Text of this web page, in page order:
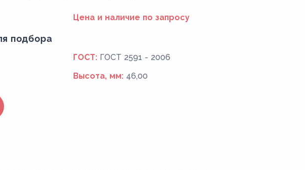
Цена и наличие по запросу
подбора
ГОСТ: ГОСТ 2591 - 2006
Высота, мм: 46,00